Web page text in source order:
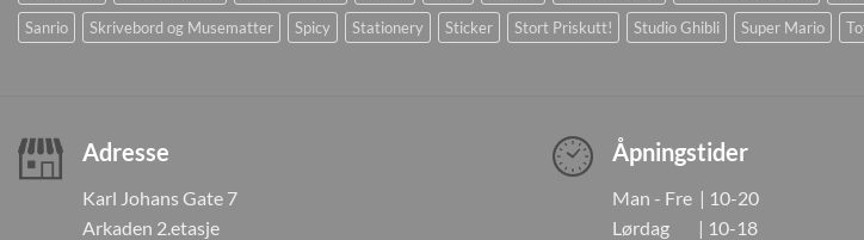
Sanrio
Skrivebord og Musematter Spicy Stationery Sticker Stort Priskutt! Studio Ghibli Super Mario
Adresse
Karl Johans Gate 7
Arkaden 2.etasje
Åpningstider
Man - Fre | 10-20
Lørdag | 10-18